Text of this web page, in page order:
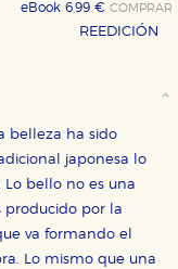
eBook 6,99 €COMPRAR
REEDICIÓN
belleza ha sido
japonesa lo
bello no es una
producido por la
va formando el
Lo mismo que una